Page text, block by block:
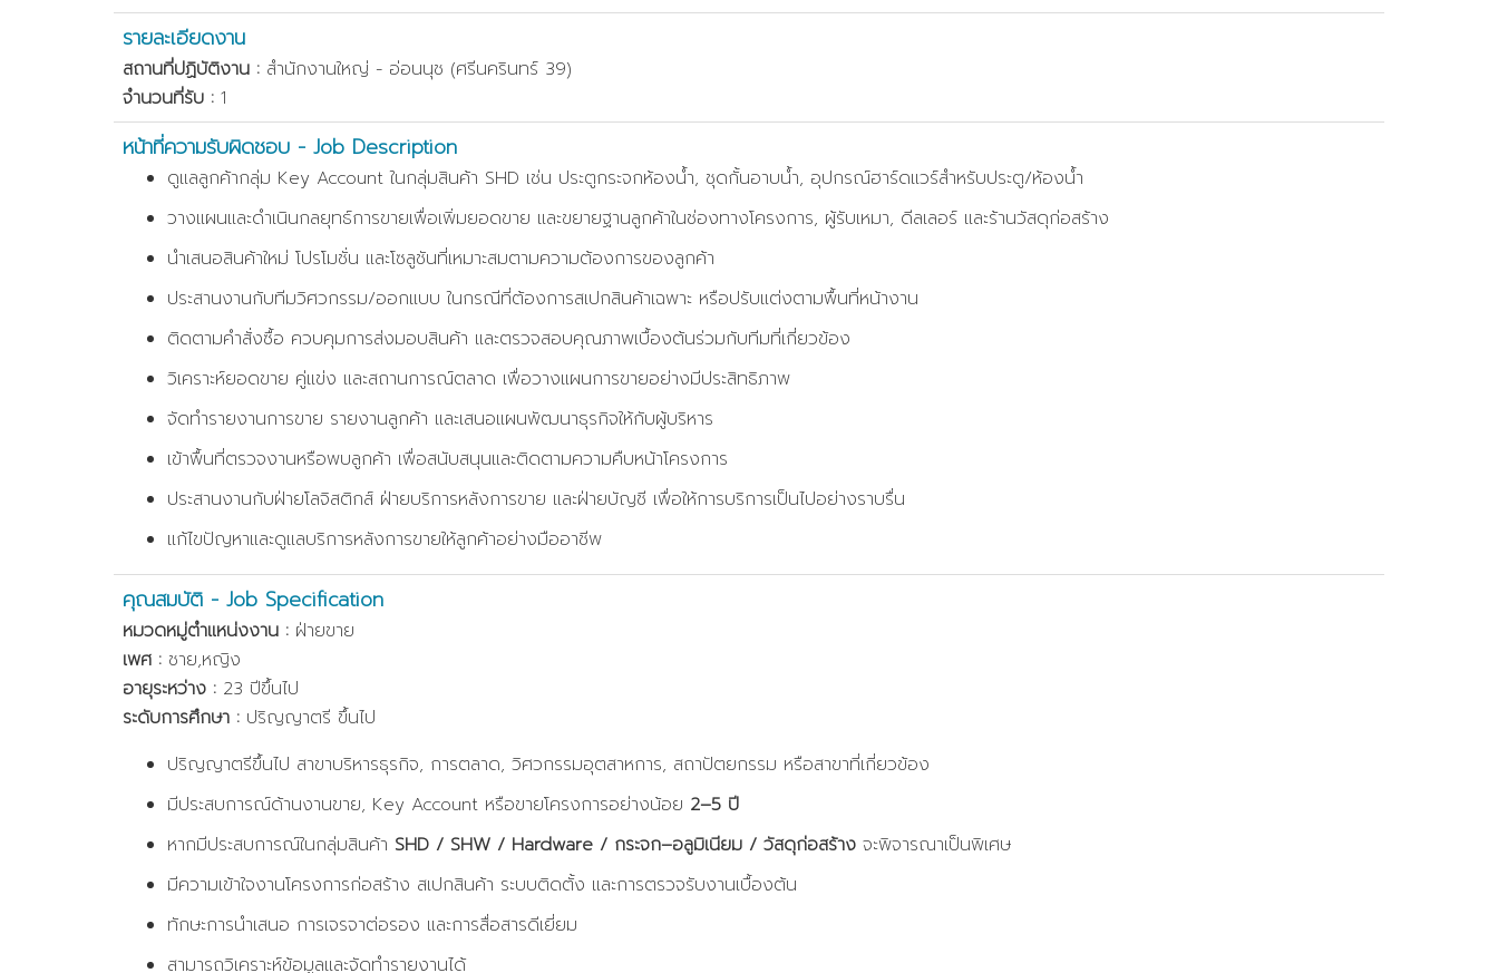
รายละเอียดงาน
สถานที่ปฏิบัติงาน : สำนักงานใหญ่ - อ่อนนุช (ศรีนครินทร์ 39)
จำนวนที่รับ : 1
หน้าที่ความรับผิดชอบ - Job Description
ดูแลลูกค้ากลุ่ม Key Account ในกลุ่มสินค้า SHD เช่น ประตูกระจกห้องน้ำ, ชุดกั้นอาบน้ำ, อุปกรณ์ฮาร์ดแวร์สำหรับประตู/ห้องน้ำ
วางแผนและดำเนินกลยุทธ์การขายเพื่อเพิ่มยอดขาย และขยายฐานลูกค้าในช่องทางโครงการ, ผู้รับเหมา, ดีลเลอร์ และร้านวัสดุก่อสร้าง
นำเสนอสินค้าใหม่ โปรโมชั่น และโซลูชันที่เหมาะสมตามความต้องการของลูกค้า
ประสานงานกับทีมวิศวกรรม/ออกแบบ ในกรณีที่ต้องการสเปกสินค้าเฉพาะ หรือปรับแต่งตามพื้นที่หน้างาน
ติดตามคำสั่งซื้อ ควบคุมการส่งมอบสินค้า และตรวจสอบคุณภาพเบื้องต้นร่วมกับทีมที่เกี่ยวข้อง
วิเคราะห์ยอดขาย คู่แข่ง และสถานการณ์ตลาด เพื่อวางแผนการขายอย่างมีประสิทธิภาพ
จัดทำรายงานการขาย รายงานลูกค้า และเสนอแผนพัฒนาธุรกิจให้กับผู้บริหาร
เข้าพื้นที่ตรวจงานหรือพบลูกค้า เพื่อสนับสนุนและติดตามความคืบหน้าโครงการ
ประสานงานกับฝ่ายโลจิสติกส์ ฝ่ายบริการหลังการขาย และฝ่ายบัญชี เพื่อให้การบริการเป็นไปอย่างราบรื่น
แก้ไขปัญหาและดูแลบริการหลังการขายให้ลูกค้าอย่างมืออาชีพ
คุณสมบัติ - Job Specification
หมวดหมู่ตำแหน่งงาน : ฝ่ายขาย
เพศ : ชาย,หญิง
อายุระหว่าง : 23 ปีขึ้นไป
ระดับการศึกษา : ปริญญาตรี ขึ้นไป
ปริญญาตรีขึ้นไป สาขาบริหารธุรกิจ, การตลาด, วิศวกรรมอุตสาหการ, สถาปัตยกรรม หรือสาขาที่เกี่ยวข้อง
มีประสบการณ์ด้านงานขาย, Key Account หรือขายโครงการอย่างน้อย 2–5 ปี
หากมีประสบการณ์ในกลุ่มสินค้า SHD / SHW / Hardware / กระจก–อลูมิเนียม / วัสดุก่อสร้าง จะพิจารณาเป็นพิเศษ
มีความเข้าใจงานโครงการก่อสร้าง สเปกสินค้า ระบบติดตั้ง และการตรวจรับงานเบื้องต้น
ทักษะการนำเสนอ การเจรจาต่อรอง และการสื่อสารดีเยี่ยม
สามารถวิเคราะห์ข้อมูลและจัดทำรายงานได้